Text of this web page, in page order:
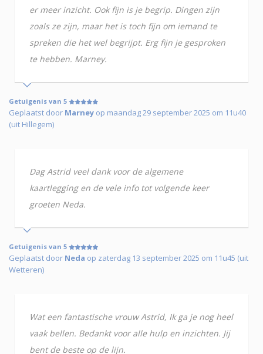
er meer inzicht. Ook fijn is je begrip. Dingen zijn
zoals ze zijn, maar het is toch fijn om iemand te
spreken die het wel begrijpt. Erg fijn je gesproken
te hebben. Marney.
Getuigenis van 5
Geplaatst door Marney op maandag 29 september 2025 om 11u40
(uit Hillegem)
Dag Astrid veel dank voor de algemene
kaartlegging en de vele info tot volgende keer
groeten Neda.
Getuigenis van 5
Geplaatst door Neda op zaterdag 13 september 2025 om 11u45 (uit
Wetteren)
Wat een fantastische vrouw Astrid, Ik ga je nog heel
vaak bellen. Bedankt voor alle hulp en inzichten. Jij
bent de beste op de lijn.